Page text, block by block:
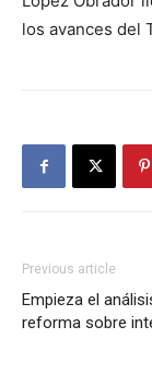
los avances del
Previous article
Empieza el
reforma sobre